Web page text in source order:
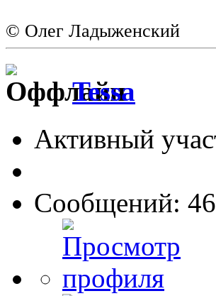
© Олег Ладыженский
Tessa
Активный
Сообщений: